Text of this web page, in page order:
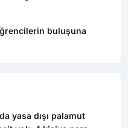
buluşuna
yasa dışı palamut